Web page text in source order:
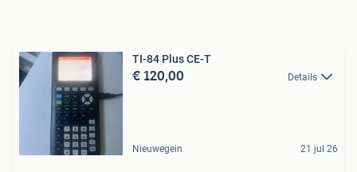
TI-84 Plus CE-T
€ 120,00 Details
Nieuwegein 21 jul 26